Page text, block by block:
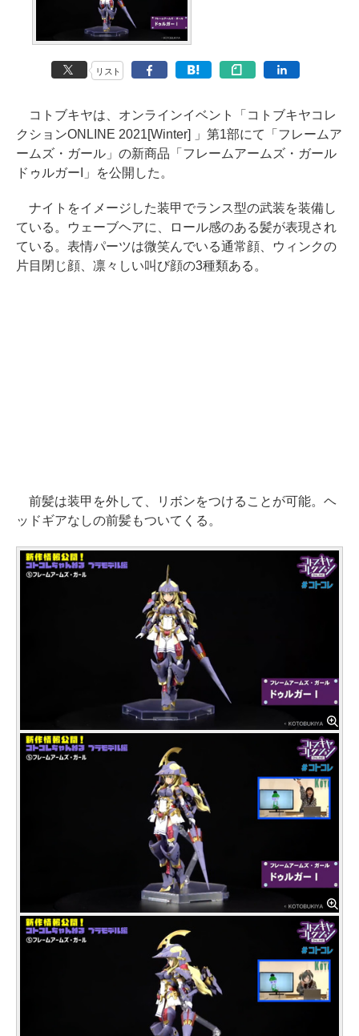
リスト
コトブキヤは、オンラインイベント「コトブキヤコレ
クションONLINE 2021[Winter] 」第1部にて「フレームア
ームズ・ガール」の新商品「フレームアームズ・ガール
ドゥルガーI」を公開した。
ナイトをイメージした装甲でランス型の武装を装備し
ている。ウェーブヘアに、ロール感のある髪が表現され
ている。表情パーツは微笑んでいる通常顔、ウィンクの
片目閉じ顔、凛々しい叫び顔の3種類ある。
前髪は装甲を外して、リボンをつけることが可能。ヘ
ッドギアなしの前髪もついてくる。